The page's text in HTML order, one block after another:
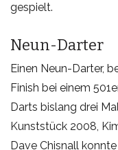
gespielt.
Neun-Darter
Einen Neun-Darter,
Finish bei einem
Darts bislang drei
Kunststück 2008,
Dave Chisnall